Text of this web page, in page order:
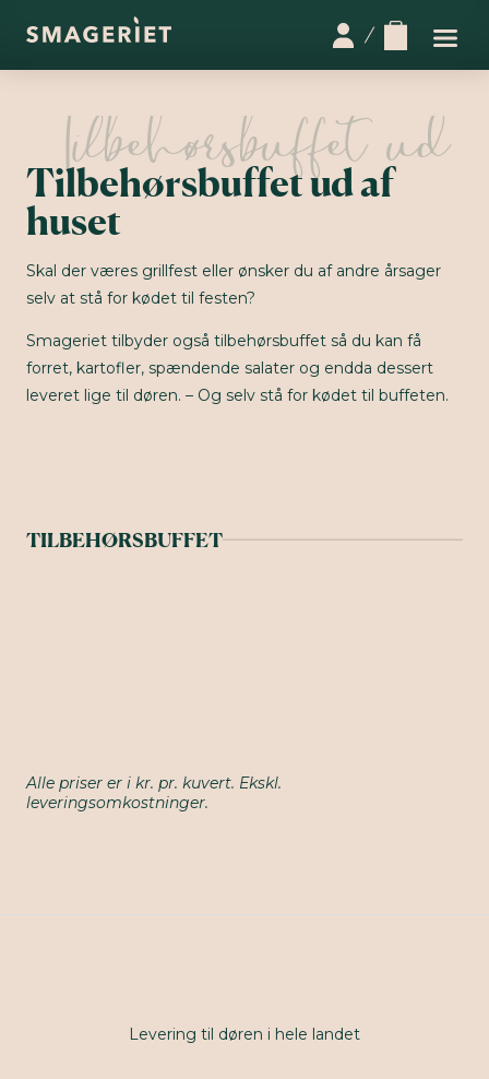
Tilbehørsbuffet ud af
huset
Skal der væres grillfest eller ønsker du af andre årsager
selv at stå for kødet til festen?
Smageriet tilbyder også tilbehørsbuffet så du kan få
forret, kartofler, spændende salater og endda dessert
leveret lige til døren. – Og selv stå for kødet til buffeten.
TILBEHØRSBUFFET
Alle priser er i kr. pr. kuvert. Ekskl.
leveringsomkostninger.
Levering til døren i hele landet